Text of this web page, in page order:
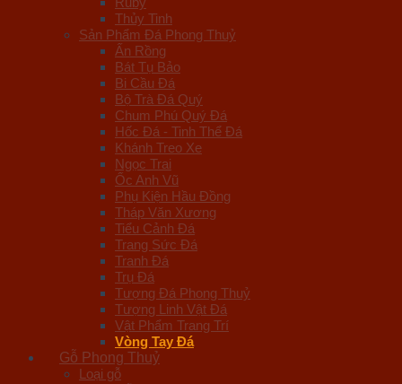
Thủy Tinh
Sản Phẩm Đá Phong Thuỷ
Ấn Rồng
Bát Tụ Bảo
Bi Cầu Đá
Bộ Trà Đá Quý
Chum Phú Quý Đá
Hốc Đá - Tinh Thể Đá
Khánh Treo Xe
Ngọc Trai
Ốc Anh Vũ
Phụ Kiện Hầu Đồng
Tháp Văn Xương
Tiểu Cảnh Đá
Trang Sức Đá
Tranh Đá
Trụ Đá
Tượng Đá Phong Thuỷ
Tượng Linh Vật Đá
Vật Phẩm Trang Trí
Vòng Tay Đá
Gỗ Phong Thuỷ
Loại gỗ